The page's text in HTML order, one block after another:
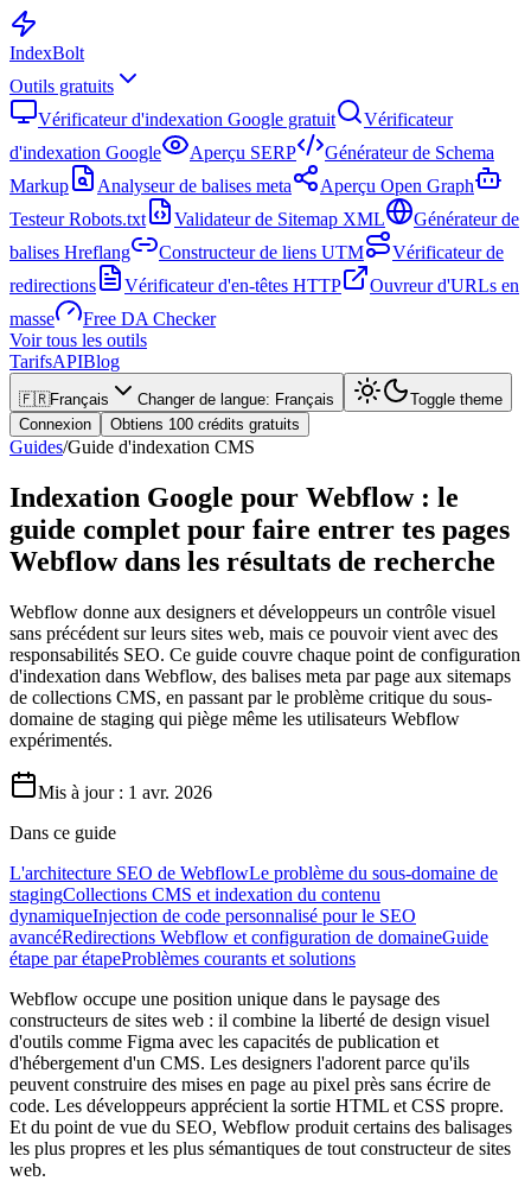
IndexBolt
Outils gratuits
Vérificateur d'indexation Google gratuit
Vérificateur
d'indexation Google
Aperçu SERP
Générateur de Schema
Markup
Analyseur de balises meta
Aperçu Open Graph
Testeur Robots.txt
Validateur de Sitemap XML
Générateur de
balises Hreflang
Constructeur de liens UTM
Vérificateur de
redirections
Vérificateur d'en-têtes HTTP
Ouvreur d'URLs en
masse
Free DA Checker
Voir tous les outils
TarifsAPIBlog
🇫🇷Français Changer de langue: Français
Toggle theme
Connexion
Obtiens 100 crédits gratuits
Guides/Guide d'indexation CMS
Indexation Google pour Webflow : le
guide complet pour faire entrer tes pages
Webflow dans les résultats de recherche
Webflow donne aux designers et développeurs un contrôle visuel
sans précédent sur leurs sites web, mais ce pouvoir vient avec des
responsabilités SEO. Ce guide couvre chaque point de configuration
d'indexation dans Webflow, des balises meta par page aux sitemaps
de collections CMS, en passant par le problème critique du sous-
domaine de staging qui piège même les utilisateurs Webflow
expérimentés.
Mis à jour : 1 avr. 2026
Dans ce guide
L'architecture SEO de WebflowLe problème du sous-domaine de
stagingCollections CMS et indexation du contenu
dynamiqueInjection de code personnalisé pour le SEO
avancéRedirections Webflow et configuration de domaineGuide
étape par étapeProblèmes courants et solutions
Webflow occupe une position unique dans le paysage des
constructeurs de sites web : il combine la liberté de design visuel
d'outils comme Figma avec les capacités de publication et
d'hébergement d'un CMS. Les designers l'adorent parce qu'ils
peuvent construire des mises en page au pixel près sans écrire de
code. Les développeurs apprécient la sortie HTML et CSS propre.
Et du point de vue du SEO, Webflow produit certains des balisages
les plus propres et les plus sémantiques de tout constructeur de sites
web.